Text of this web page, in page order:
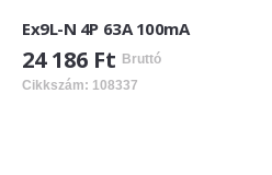
Ex9L-N 4P 63A 100mA
24 186 Ft Bruttó
Cikkszám: 108337